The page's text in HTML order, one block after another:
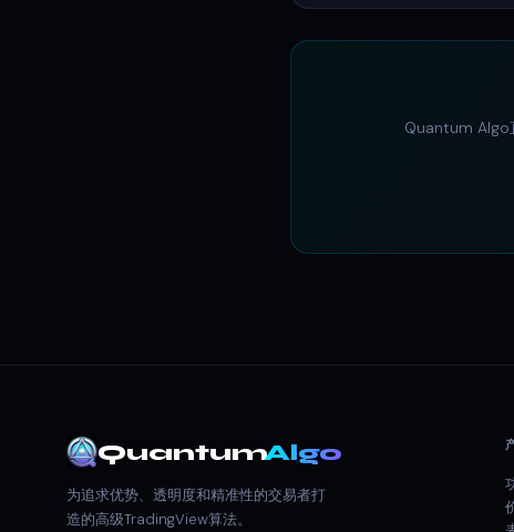
Quantum Algo
QuantumAlgo
为追求优势、透明度和精准性的交易者打
造的高级TradingView算法。